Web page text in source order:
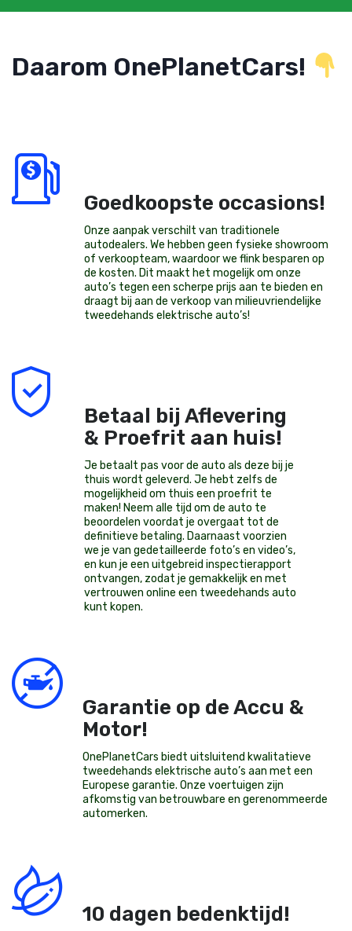
Daarom OnePlanetCars!
Goedkoopste occasions!
Onze aanpak verschilt van traditionele
autodealers. We hebben geen fysieke showroom
of verkoopteam, waardoor we flink besparen op
de kosten. Dit maakt het mogelijk om onze
auto’s tegen een scherpe prijs aan te bieden en
draagt bij aan de verkoop van milieuvriendelijke
tweedehands elektrische auto’s!
Betaal bij Aflevering
& Proefrit aan huis!
Je betaalt pas voor de auto als deze bij je
thuis wordt geleverd. Je hebt zelfs de
mogelijkheid om thuis een proefrit te
maken! Neem alle tijd om de auto te
beoordelen voordat je overgaat tot de
definitieve betaling. Daarnaast voorzien
we je van gedetailleerde foto’s en video’s,
en kun je een uitgebreid inspectierapport
ontvangen, zodat je gemakkelijk en met
vertrouwen online een tweedehands auto
kunt kopen.
Garantie op de Accu &
Motor!
OnePlanetCars biedt uitsluitend kwalitatieve
tweedehands elektrische auto’s aan met een
Europese garantie. Onze voertuigen zijn
afkomstig van betrouwbare en gerenommeerde
automerken.
10 dagen bedenktijd!